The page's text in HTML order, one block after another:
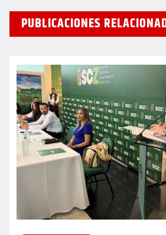
PUBLICACIONES